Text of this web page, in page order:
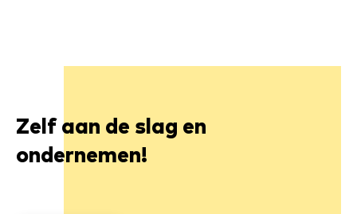
Zelf aan de slag en
ondernemen!